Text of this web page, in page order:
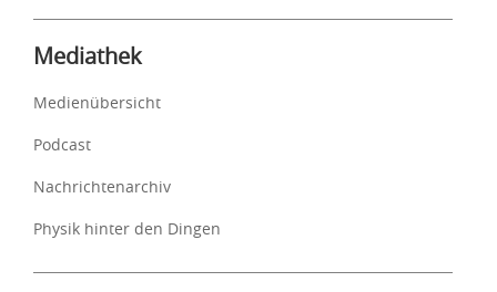
Mediathek
Medienübersicht
Podcast
Nachrichtenarchiv
Physik hinter den Dingen